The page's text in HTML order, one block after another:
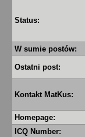
Status:
W sumie postów:
Ostatni post:
Kontakt MatKus:
Homepage:
ICQ Number: